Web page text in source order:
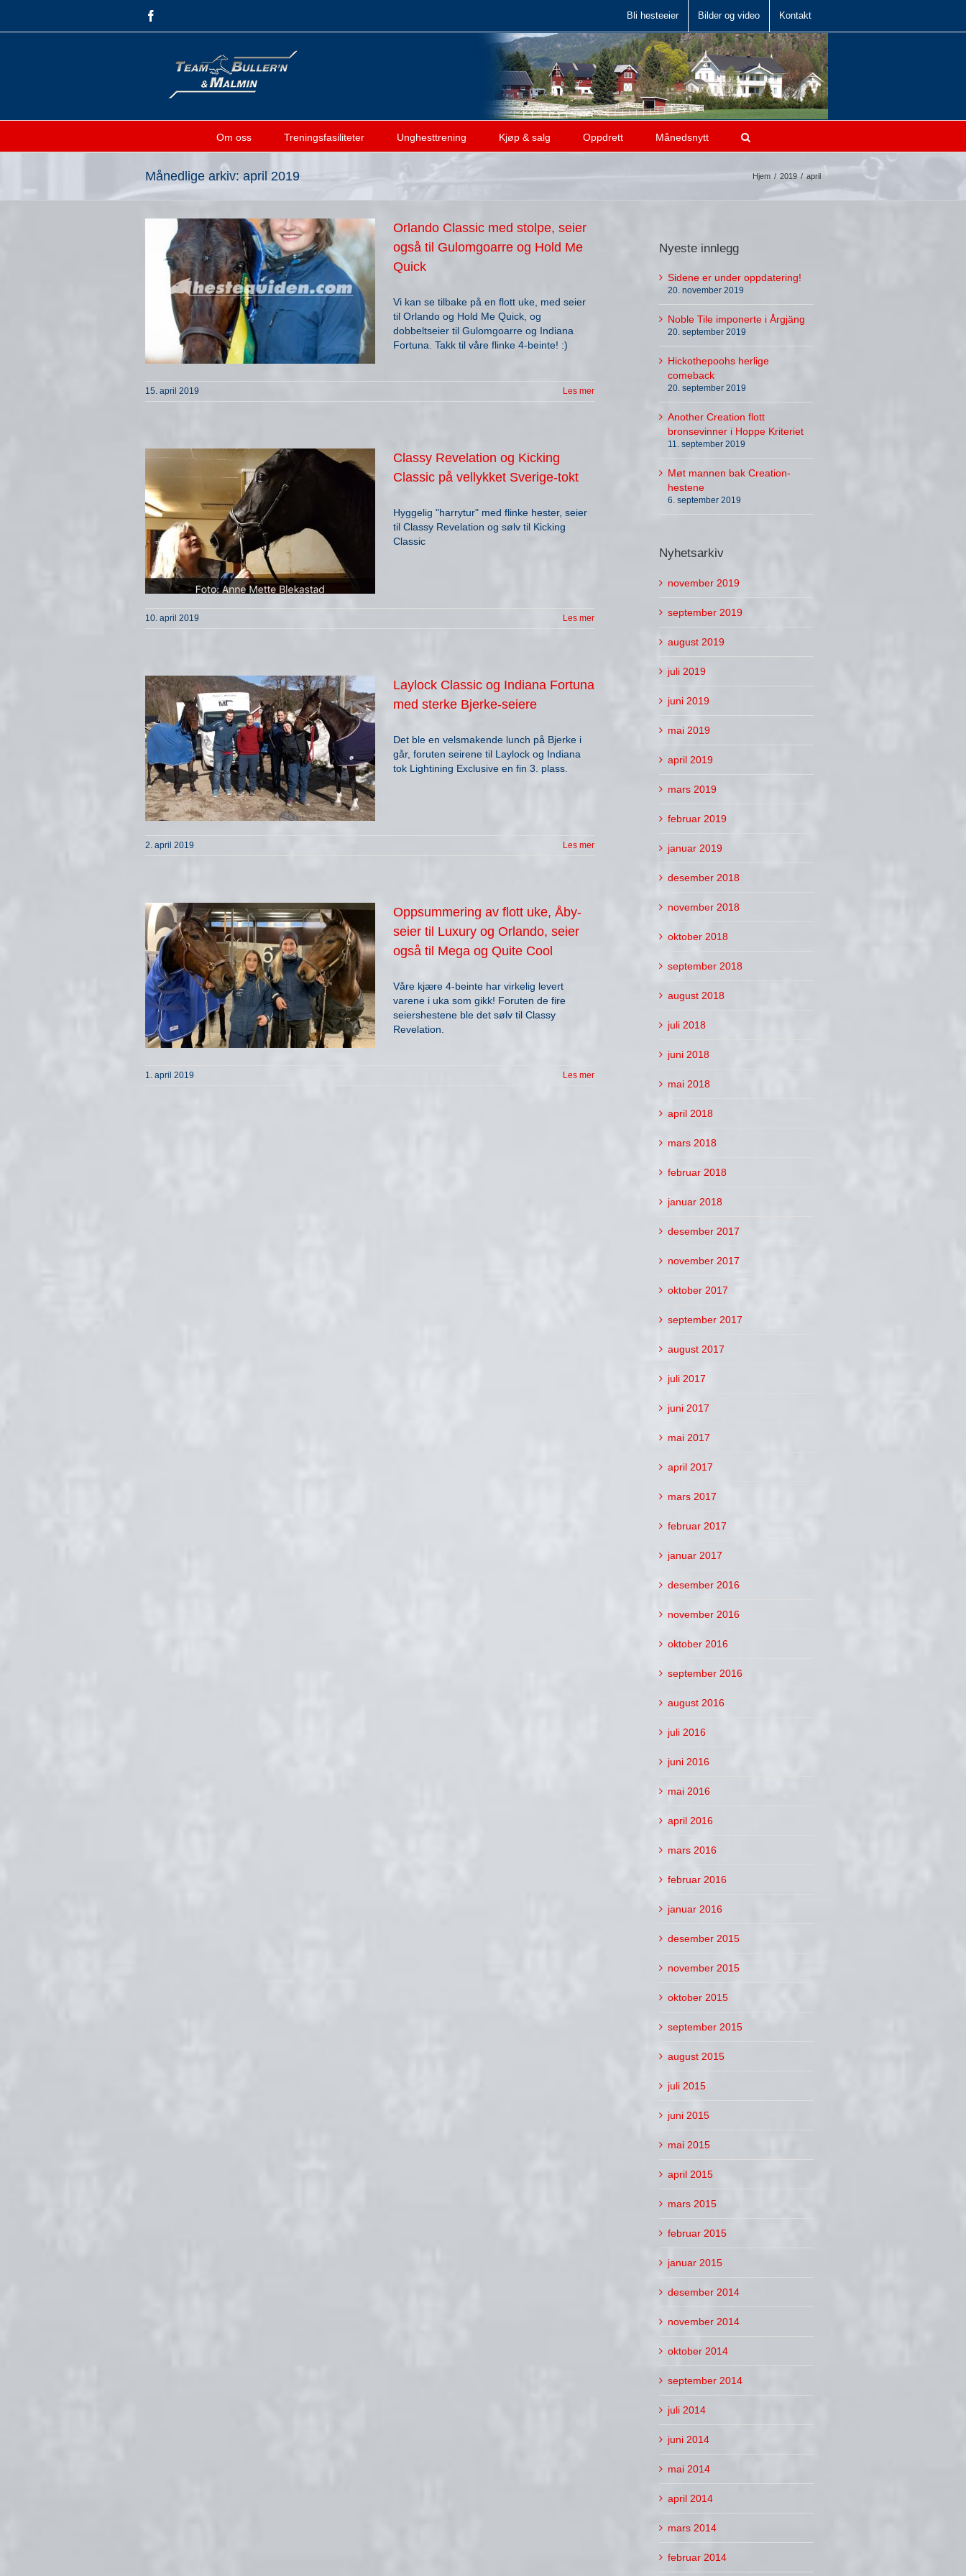
content
Bli hesteeier Bilder og video Kontakt
Om oss Treningsfasiliteter Unghesttrening Kjøp & salg Oppdrett Månedsnytt
Månedlige arkiv: april 2019 Hjem / 2019 / april
Orlando Classic med stolpe, seier
også til Gulomgoarre og Hold Me
Quick
Vi kan se tilbake på en flott uke, med seier
til Orlando og Hold Me Quick, og
dobbeltseier til Gulomgoarre og Indiana
Fortuna. Takk til våre flinke 4-beinte! :)
15. april 2019 Les mer
Classy Revelation og Kicking
Classic på vellykket Sverige-tokt
Hyggelig "harrytur" med flinke hester, seier
til Classy Revelation og sølv til Kicking
Classic
10. april 2019 Les mer
Laylock Classic og Indiana Fortuna
med sterke Bjerke-seiere
Det ble en velsmakende lunch på Bjerke i
går, foruten seirene til Laylock og Indiana
tok Lightining Exclusive en fin 3. plass.
2. april 2019 Les mer
Oppsummering av flott uke, Åby-
seier til Luxury og Orlando, seier
også til Mega og Quite Cool
Våre kjære 4-beinte har virkelig levert
varene i uka som gikk! Foruten de fire
seiershestene ble det sølv til Classy
Revelation.
1. april 2019 Les mer
Nyeste innlegg
Sidene er under oppdatering!
20. november 2019
Noble Tile imponerte i Årgjäng
20. september 2019
Hickothepoohs herlige
comeback
20. september 2019
Another Creation flott
bronsevinner i Hoppe Kriteriet
11. september 2019
Møt mannen bak Creation-
hestene
6. september 2019
Nyhetsarkiv
november 2019
september 2019
august 2019
juli 2019
juni 2019
mai 2019
april 2019
mars 2019
februar 2019
januar 2019
desember 2018
november 2018
oktober 2018
september 2018
august 2018
juli 2018
juni 2018
mai 2018
april 2018
mars 2018
februar 2018
januar 2018
desember 2017
november 2017
oktober 2017
september 2017
august 2017
juli 2017
juni 2017
mai 2017
april 2017
mars 2017
februar 2017
januar 2017
desember 2016
november 2016
oktober 2016
september 2016
august 2016
juli 2016
juni 2016
mai 2016
april 2016
mars 2016
februar 2016
januar 2016
desember 2015
november 2015
oktober 2015
september 2015
august 2015
juli 2015
juni 2015
mai 2015
april 2015
mars 2015
februar 2015
januar 2015
desember 2014
november 2014
oktober 2014
september 2014
juli 2014
juni 2014
mai 2014
april 2014
mars 2014
februar 2014